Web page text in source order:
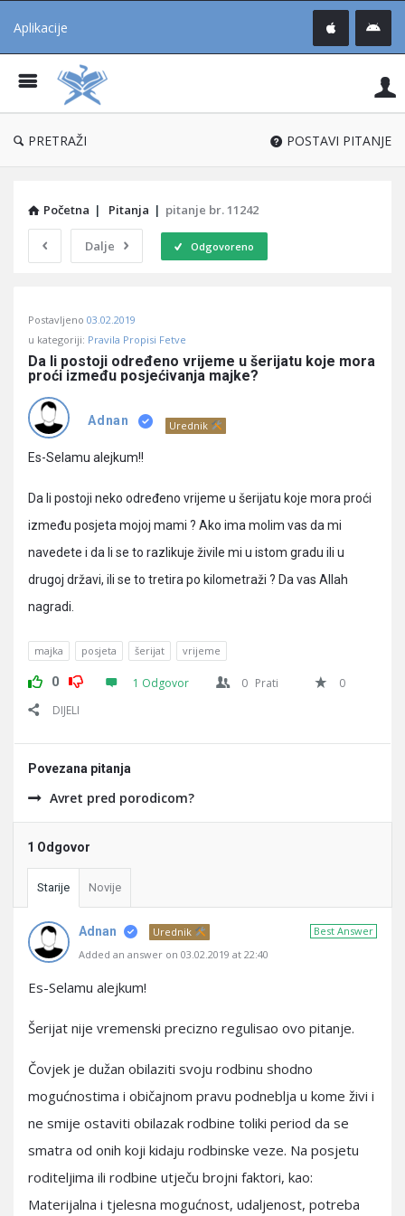
Aplikacije
®
PRETRAŽI POSTAVI PITANJE
Početna | Pitanja | pitanje br. 11242
Dalje Odgovoreno
Učene
Latest
Pitanja
Postavljeno 03.02.2019
u kategoriji: Pravila Propisi Fetve
Da li postoji određeno vrijeme u šerijatu koje mora
proći između posjećivanja majke?
Adnan Urednik
Es-Selamu alejkum!!
Da li postoji neko određeno vrijeme u šerijatu koje mora proći
između posjeta mojoj mami ? Ako ima molim vas da mi
navedete i da li se to razlikuje živile mi u istom gradu ili u
drugoj državi, ili se to tretira po kilometraži ? Da vas Allah
nagradi.
majka posjeta šerijat vrijeme
0 1 Odgovor 0 Prati
0
DIJELI
Povezana pitanja
Avret pred porodicom?
1 Odgovor
Starije Novije
Best Answer
Adnan
Urednik
Added an answer on 03.02.2019 at 22:40
Es-Selamu alejkum!
Šerijat nije vremenski precizno regulisao ovo pitanje.
Čovjek je dužan obilaziti svoju rodbinu shodno
mogućnostima i običajnom pravu podneblja u kome živi i
ne smije ostaviti obilazak rodbine toliki period da se
smatra od onih koji kidaju rodbinske veze. Na posjetu
roditeljima ili rodbine utječu brojni faktori, kao:
Materijalna i tjelesna mogućnost, udaljenost, potreba